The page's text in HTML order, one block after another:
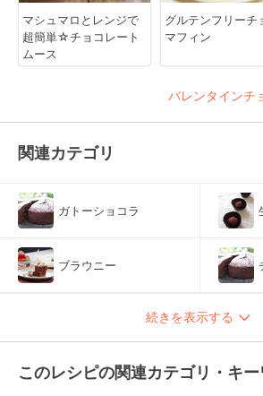
マシュマロとレンジで
超簡単☆チョコレート
ムース
グルテンフリーチ
マフィン
バレンタインチ
関連カテゴリ
ガトーショコラ
ブラウニー
続きを表示する
このレシピの関連カテゴリ・キ